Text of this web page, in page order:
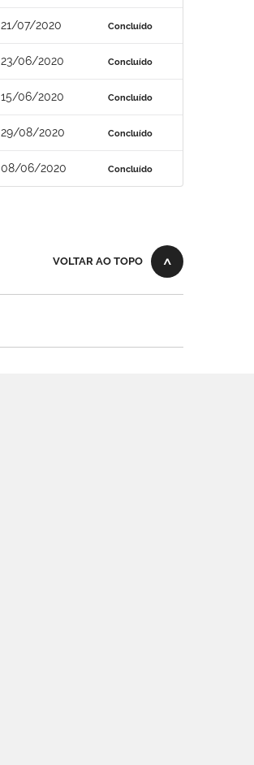
21/07/2020 Concluído
23/06/2020 Concluído
15/06/2020 Concluído
29/08/2020 Concluído
08/06/2020 Concluído
VOLTAR AO TOPO